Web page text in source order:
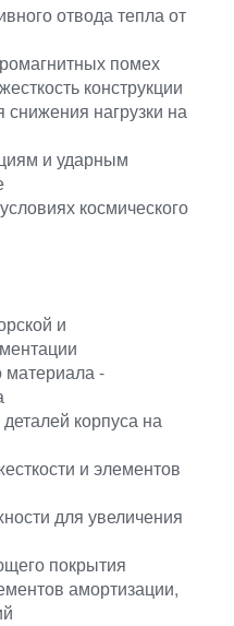
отвода тепла от
помех
конструкции
нагрузки на
и ударным
космического
и
материала -
корпуса на
и элементов
для увеличения
покрытия
амортизации,